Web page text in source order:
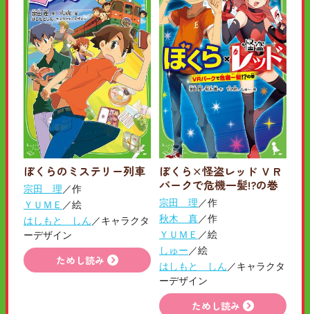
ぼくらのミステリー列車
宗田 理／作
ＹＵＭＥ ／絵
はしもと しん／キャラクタ
ーデザイン
ためし読み
ぼくら×怪盗レッド ＶＲ
パークで危機一髪!?の巻
宗田 理／作
秋木 真／作
ＹＵＭＥ ／絵
しゅー／絵
はしもと しん／キャラクタ
ーデザイン
ためし読み